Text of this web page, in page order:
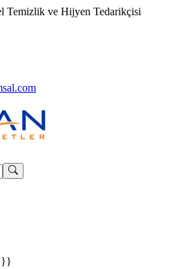
Temizlik ve Hijyen Tedarikçisi
}}